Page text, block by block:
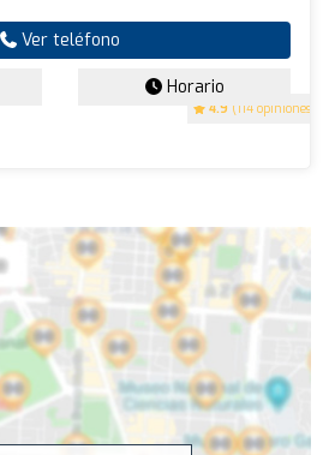
4.9 (114 opiniones)
Ver teléfono
Horario